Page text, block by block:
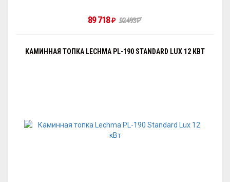
89 718₽ 92 493₽
КАМИННАЯ ТОПКА LECHMA PL-190 STANDARD LUX 12 КВТ